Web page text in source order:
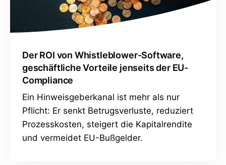
Der ROI von Whistleblower-Software,
geschäftliche Vorteile jenseits der EU-
Compliance
Ein Hinweisgeberkanal ist mehr als nur
Pflicht: Er senkt Betrugsverluste, reduziert
Prozesskosten, steigert die Kapitalrendite
und vermeidet EU-Bußgelder.